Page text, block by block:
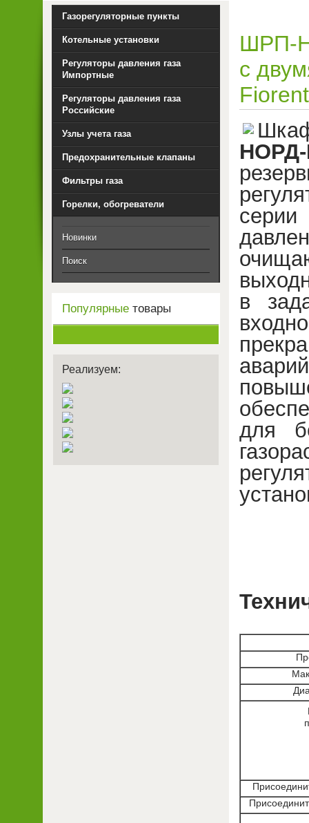
ШРП-
с
НОРД-
в
для
Газорегуляторные пункты
Котельные установки
Регуляторы давления газа
Импортные
Регуляторы давления газа
Российские
Узлы учета газа
Предохранительные клапаны
Фильтры газа
Горелки, обогреватели
Новинки
Поиск
Популярные товары
Реализуем: